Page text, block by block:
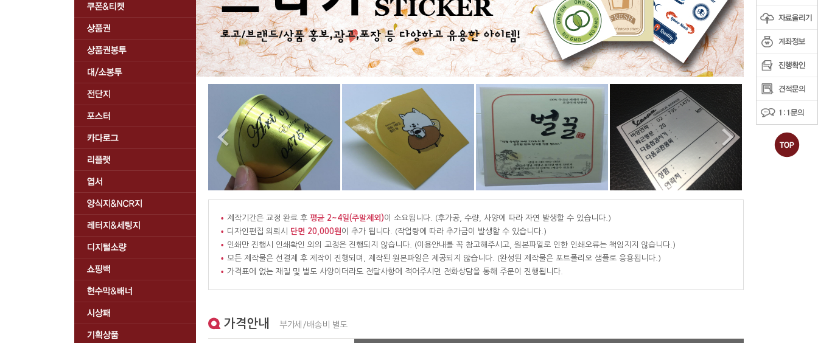
제작기간은 교정 완료 후평균 2~4일(주말제외)이 소요됩니다. (후가공, 수량, 사양에 따라 자연 발생할 수 있습니다.)
디자인편집 의뢰시 단면 20,000원이 추가 됩니다. (작업량에 따라 추가금이 발생할 수 있습니다.)
인쇄만 진행시 인쇄확인 외의 교정은 진행되지 않습니다. (이용안내를 꼭 참고해주시고, 원본파일로 인한 인쇄오류는 책임지지 않습니다.)
모든 제작물은 선결제 후 제작이 진행되며, 제작된 원본파일은 제공되지 않습니다. (완성된 제작물은 포트폴리오 샘플로 응용됩니다.)
가격표에 없는 재질 및 별도 사양이더라도 전달사항에 적어주시면 전화상담을 통해 주문이 진행됩니다.
가격안내 부가세/배송비 별도